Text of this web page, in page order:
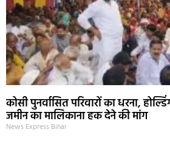
कोसी पुनर्वासित परिवारों का धरना,
जमीन का मालिकाना हक देने की मांग
News Express Bihar